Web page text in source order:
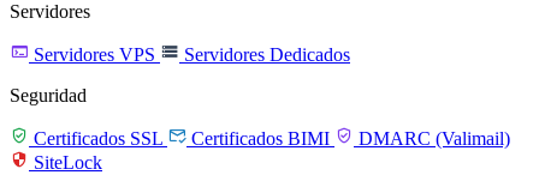
Servidores
 Servidores VPS  Servidores Dedicados
Seguridad
 Certificados SSL  Certificados BIMI  DMARC (Valimail)
 SiteLock